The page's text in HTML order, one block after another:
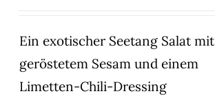
Ein exotischer Seetang Salat mit
geröstetem Sesam und einem
Limetten-Chili-Dressing